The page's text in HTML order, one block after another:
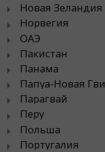
Новая Зеландия
Норвегия
ОАЭ
Пакистан
Панама
Папуа-Новая
Парагвай
Перу
Польша
Португалия